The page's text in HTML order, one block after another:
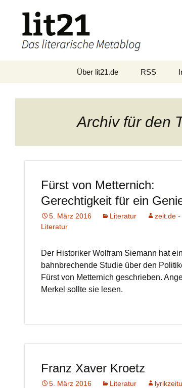
Zum
Über lit21.de RSS
Archiv für den
Fürst von Metternich:
Gerechtigkeit für ein
5. März 2016 Literatur
zeit.de -
Literatur
Der Historiker Wolfram Siemann hat
bahnbrechende Studie über den
Fürst von Metternich geschrieben.
Merkel sollte sie lesen.
Franz Xaver Kroetz
5. März 2016 Literatur